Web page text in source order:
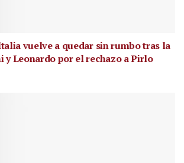
vuelve a quedar sin rumbo tras la
y Leonardo por el rechazo a Pirlo